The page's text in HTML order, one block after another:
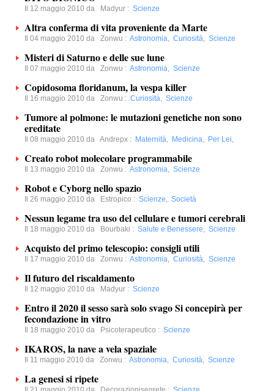
Il 12 maggio 2010 da Madyur : Scienze
Altra conferma di vita proveniente da Marte
Il 04 maggio 2010 da Zonwu : Astronomia, Curiosità, Scienze
Misteri di Saturno e delle sue lune
Il 07 maggio 2010 da Zonwu : Astronomia, Scienze
Copidosoma floridanum, la vespa killer
Il 16 maggio 2010 da Zonwu : Curiosità, Scienze
Tumore al polmone: le mutazioni genetiche non sono
ereditate
Il 08 maggio 2010 da Andrepx : Maternità, Medicina, Per Lei,
Creato robot molecolare programmabile
Il 13 maggio 2010 da Zonwu : Astronomia, Scienze
Robot e Cyborg nello spazio
Il 26 maggio 2010 da Estropico : Scienze, Società
Nessun legame tra uso del cellulare e tumori cerebrali
Il 18 maggio 2010 da Bourbaki : Salute e Benessere, Scienze
Acquisto del primo telescopio: consigli utili
Il 17 maggio 2010 da Zonwu : Astronomia, Curiosità, Scienze
Il futuro del riscaldamento
Il 12 maggio 2010 da Madyur : Scienze
Entro il 2020 il sesso sarà solo svago Si concepirà per
fecondazione in vitro
Il 18 maggio 2010 da Psicoterapeutico : Scienze
IKAROS, la nave a vela spaziale
Il 11 maggio 2010 da Zonwu : Astronomia, Curiosità, Scienze
La genesi si ripete